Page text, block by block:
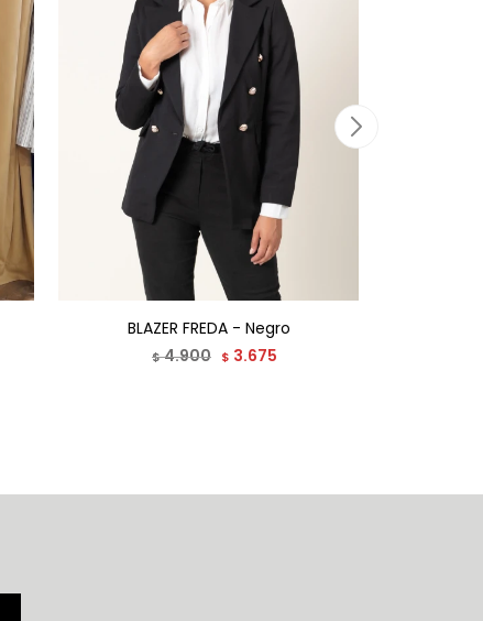
BLAZER FREDA - Negro
$4.900 $ 3.675